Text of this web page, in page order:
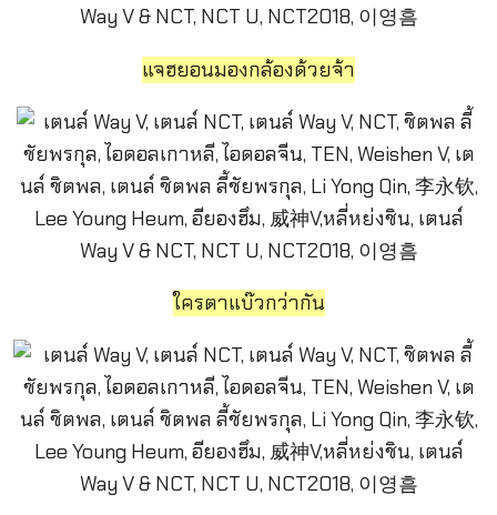
แจฮยอนมองกล้องด้วยจ้า
ใครตาแบ๊วกว่ากัน